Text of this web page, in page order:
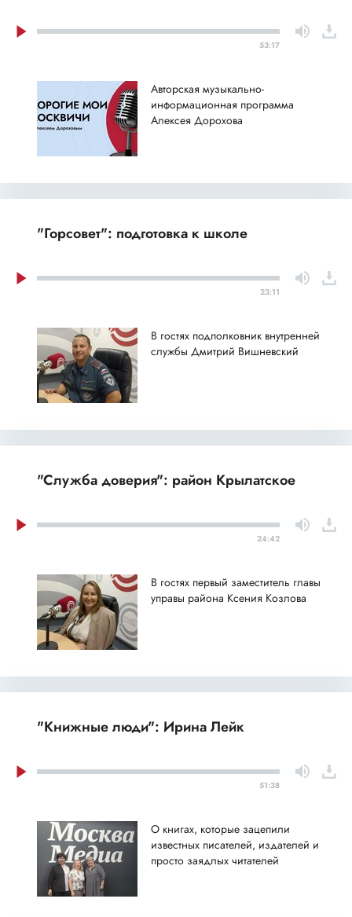
53:17
Авторская музыкально-
информационная программа
Алексея Дорохова
"Горсовет": подготовка к школе
23:11
В гостях подполковник внутренней
службы Дмитрий Вишневский
"Служба доверия": район Крылатское
24:42
В гостях первый заместитель главы
управы района Ксения Козлова
"Книжные люди": Ирина Лейк
51:38
О книгах, которые зацепили
известных писателей, издателей и
просто заядлых читателей